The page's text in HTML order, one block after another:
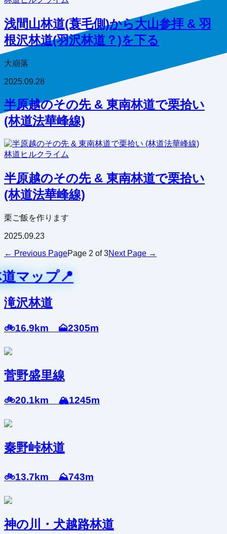
浅間山林道(蓑毛側)から大山参拝 & 羽
根沢林道(羽沢林道？)を下る
大崩落
2025.09.28
半原越のその先 & 東南林道で栗拾い
(林道法華峰線)
林道 ヒルクライム
半原越のその先 & 東南林道で栗拾い
(林道法華峰線)
栗ご飯を作ります
2025.09.23
← Previous PagePage 2 of3Next Page →
林道マップ📍
滝沢林道
🚲16.9km 🗻2305m
菅野盛里線
🚲20.1km 🏔️1245m
秦野峠林道
🚲13.7km ⛰️743m
神の川・犬越路林道